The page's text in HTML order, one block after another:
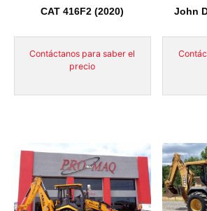
CAT 416F2 (2020)
Contáctanos para saber el
precio
John